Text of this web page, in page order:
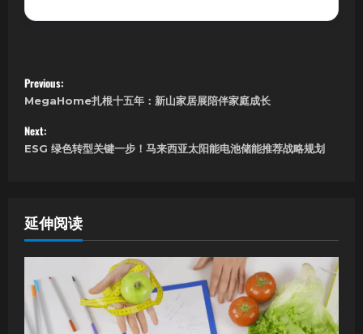
P
o
s
n
a
v
i
Previous:
MegaHome扎根十五年：新山家居展陪伴家庭成长
Next:
ESG 绿色转型关键一步！马来西亚太阳能电池储能推荐战略规划
延伸阅读